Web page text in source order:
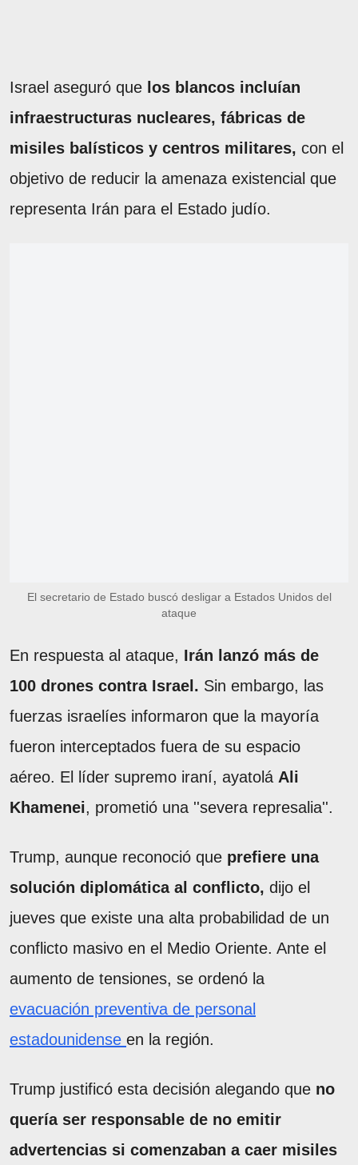
Israel aseguró que los blancos incluían
infraestructuras nucleares, fábricas de
misiles balísticos y centros militares, con el
objetivo de reducir la amenaza existencial que
representa Irán para el Estado judío.
El secretario de Estado buscó desligar a Estados Unidos del
ataque
En respuesta al ataque, Irán lanzó más de
100 drones contra Israel. Sin embargo, las
fuerzas israelíes informaron que la mayoría
fueron interceptados fuera de su espacio
aéreo. El líder supremo iraní, ayatolá Ali
Khamenei, prometió una ''severa represalia''.
Trump, aunque reconoció que prefiere una
solución diplomática al conflicto, dijo el
jueves que existe una alta probabilidad de un
conflicto masivo en el Medio Oriente. Ante el
aumento de tensiones, se ordenó la
evacuación preventiva de personal
estadounidense en la región.
Trump justificó esta decisión alegando que no
quería ser responsable de no emitir
advertencias si comenzaban a caer misiles